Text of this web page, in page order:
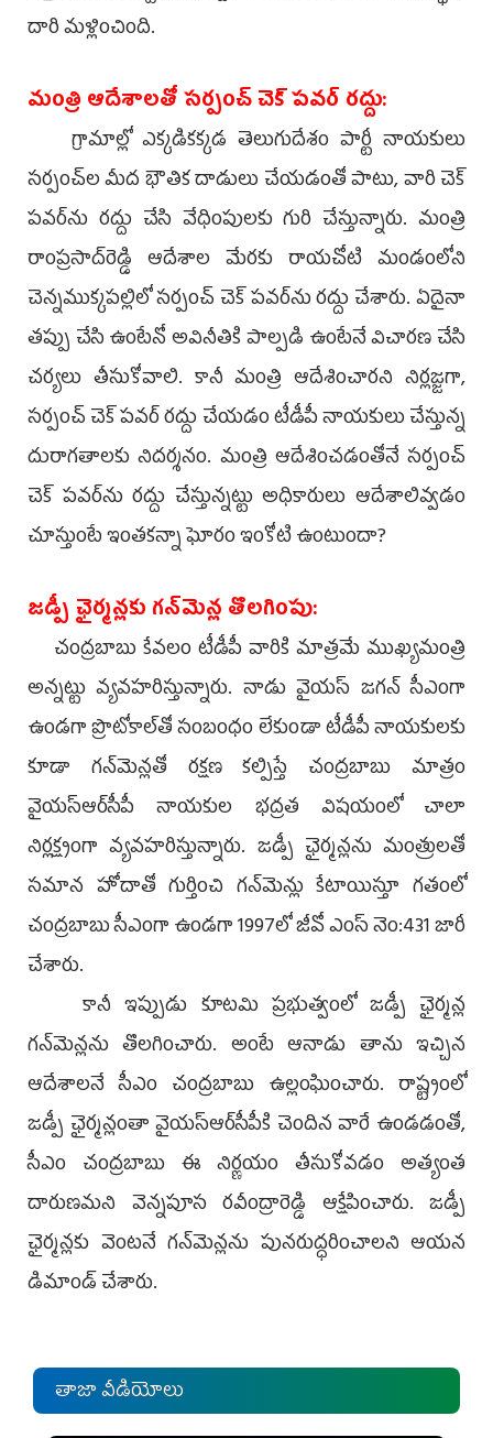
దారి మళ్లించింది.
మంత్రి ఆదేశాలతో సర్పంచ్‌ చెక్‌ పవర్‌ రద్దు:
గ్రామాల్లో ఎక్కడికక్కడ తెలుగుదేశం పార్టీ నాయకులు
సర్పంచ్‌ల మీద భౌతిక దాడులు చేయడంతో పాటు, వారి చెక్‌
పవర్‌ను రద్దు చేసి వేధింపులకు గురి చేస్తున్నారు. మంత్రి
రాంప్రసాద్‌రెడ్డి ఆదేశాల మేరకు రాయచోటి మండంలోని
చెన్నముక్కపల్లిలో సర్పంచ్‌ చెక్‌ పవర్‌ను రద్దు చేశారు. ఏదైనా
తప్పు చేసి ఉంటేనో అవినీతికి పాల్పడి ఉంటేనే విచారణ చేసి
చర్యలు తీసుకోవాలి. కానీ మంత్రి ఆదేశించారని నిర్లజ్జగా,
సర్పంచ్‌ చెక్‌ పవర్‌ రద్దు చేయడం టీడీపీ నాయకులు చేస్తున్న
దురాగతాలకు నిదర్శనం. మంత్రి ఆదేశించడంతోనే సర్పంచ్‌
చెక్‌ పవర్‌ను రద్దు చేస్తున్నట్టు అధికారులు ఆదేశాలివ్వడం
చూస్తుంటే ఇంతకన్నా ఘోరం ఇంకోటి ఉంటుందా?
జడ్పీ ఛైర్మన్లకు గన్‌మెన్ల తొలగింపు:
చంద్రబాబు కేవలం టీడీపీ వారికి మాత్రమే ముఖ్యమంత్రి
అన్నట్టు వ్యవహరిస్తున్నారు. నాడు వైయస్‌ జగన్‌ సీఎంగా
ఉండగా ప్రొటోకాల్‌తో సంబంధం లేకుండా టీడీపీ నాయకులకు
కూడా గన్‌మెన్లతో రక్షణ కల్పిస్తే చంద్రబాబు మాత్రం
వైయస్ఆర్‌సీపీ నాయకుల భద్రత విషయంలో చాలా
నిర్లక్ష్యంగా వ్యవహరిస్తున్నారు. జడ్పీ ఛైర్మన్లను మంత్రులతో
సమాన హోదాతో గుర్తించి గన్‌మెన్లు కేటాయిస్తూ గతంలో
చంద్రబాబు సీఎంగా ఉండగా 1997లో జీవో ఎంస్‌ నెం:431 జారీ
చేశారు.
కానీ ఇప్పుడు కూటమి ప్రభుత్వంలో జడ్పీ ఛైర్మన్ల
గన్‌మెన్లను తొలగించారు. అంటే ఆనాడు తాను ఇచ్చిన
ఆదేశాలనే సీఎం చంద్రబాబు ఉల్లంఘించారు. రాష్ట్రంలో
జడ్పీ ఛైర్మన్లంతా వైయస్ఆర్‌సీపీకి చెందిన వారే ఉండడంతో,
సీఎం చంద్రబాబు ఈ నిర్ణయం తీసుకోవడం అత్యంత
దారుణమని వెన్నపూస రవీంద్రారెడ్డి ఆక్షేపించారు. జడ్పీ
ఛైర్మన్లకు వెంటనే గన్‌మెన్లను పునరుద్ధరించాలని ఆయన
డిమాండ్‌ చేశారు.
తాజా వీడియోలు